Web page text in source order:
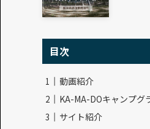
目次
動画紹介
KA-MA-DOキャンプグ
サイト紹介